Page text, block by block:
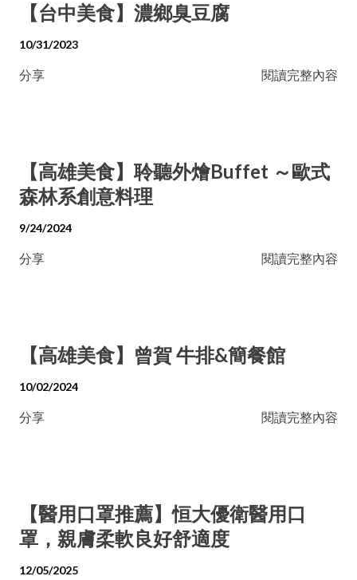
【台中美食】濃鄉臭豆腐
10/31/2023
分享 閱讀完整內容
【高雄美食】聆聽外燴Buffet ～歐式
森林系創意料理
9/24/2024
分享 閱讀完整內容
【高雄美食】曾賀 牛排&簡餐館
10/02/2024
分享 閱讀完整內容
【醫用口罩推薦】恒大優衛醫用口
罩，親膚柔軟良好舒適度
12/05/2025